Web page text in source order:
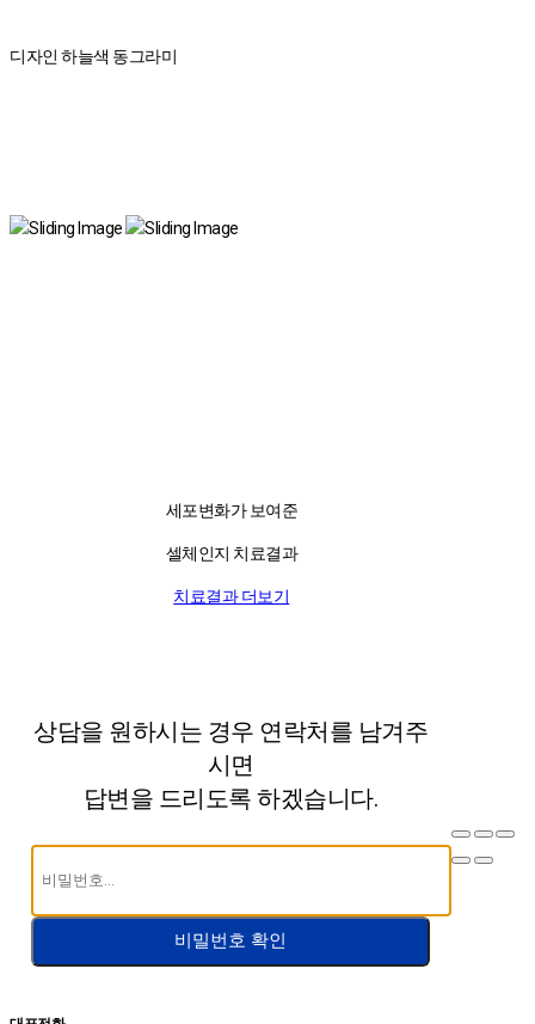
디자인 하늘색 동그라미
세포변화가 보여준
셀체인지 치료결과
치료결과 더보기
상담을 원하시는 경우 연락처를 남겨주
시면
답변을 드리도록 하겠습니다.
비밀번호 확인